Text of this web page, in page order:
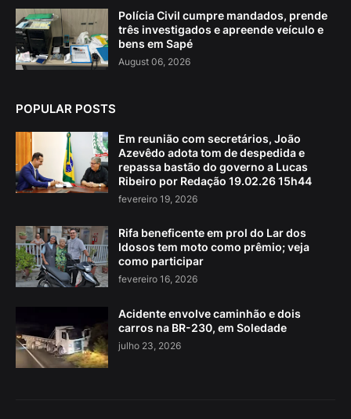
Polícia Civil cumpre mandados, prende
três investigados e apreende veículo e
bens em Sapé
August 06, 2026
POPULAR POSTS
Em reunião com secretários, João
Azevêdo adota tom de despedida e
repassa bastão do governo a Lucas
Ribeiro por Redação 19.02.26 15h44
fevereiro 19, 2026
Rifa beneficente em prol do Lar dos
Idosos tem moto como prêmio; veja
como participar
fevereiro 16, 2026
Acidente envolve caminhão e dois
carros na BR-230, em Soledade
julho 23, 2026